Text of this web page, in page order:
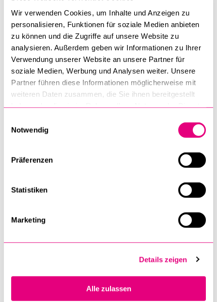
Wir verwenden Cookies, um Inhalte und Anzeigen zu
personalisieren, Funktionen für soziale Medien anbieten
zu können und die Zugriffe auf unsere Website zu
analysieren. Außerdem geben wir Informationen zu Ihrer
Verwendung unserer Website an unsere Partner für
soziale Medien, Werbung und Analysen weiter. Unsere
Partner führen diese Informationen möglicherweise mit
weiteren Daten zusammen, die Sie ihnen bereitgestellt
Notwendig
Präferenzen
Statistiken
Marketing
Details zeigen
Alle zulassen
Promotion. Zur gleichen Zeit wurde eine Stelle als
wissenschaftlicher Mitarbeiter für die philosophischen
Weiterbildungsprogramme der Universität Luzern
ausgeschrieben. Da ich schon im Bildungsbereich tätig war,
passte das wie die Faust aufs Auge.
Inwiefern erleichtert dir dein Studienabschluss deinen
Berufsalltag?
Mein Studienabschluss ermöglicht mir
wissenschaftlichen Mitarbeiter im Bereich der
philosophischen Weiterbildung nötig ist. Es vergeht kein
Arbeitstag, an dem sich unser Team nicht philosophisch
austauscht.
Herausforderungen stellen."
meine Promotion erfolgreich abzuschliessen. Zudem möchte
ich mich in den nächsten Jahren nicht nur beruflich, sondern
auch persönlich weiterentwickeln. In fünf Jahren hoffe ich,